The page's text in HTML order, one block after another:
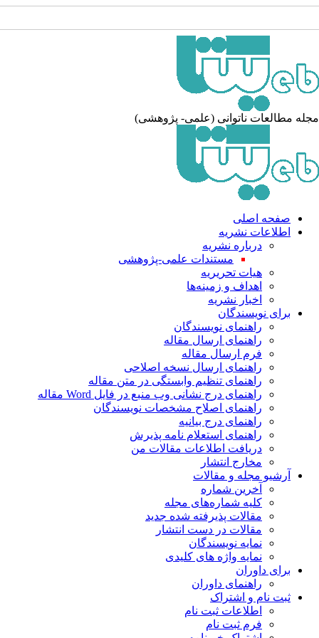
مطالعات ناتوانی (علمی- پژوهشی)
صفحه اصلی
اطلاعات نشریه
درباره نشریه
مستندات علمی-پژوهشی
هیات تحریریه
اهداف و زمینه‌ها
اخبار نشریه
برای نویسندگان
راهنمای نویسندگان
راهنمای ارسال مقاله
فرم ارسال مقاله
راهنمای ارسال نسخه اصلاحی
راهنمای تنظیم وابستگی در متن مقاله
راهنمای درج نشانی وب منبع در فایل Word مقاله
راهنمای اصلاح مشخصات نویسندگان
راهنمای درج بیانیه
راهنمای استعلام نامه پذیرش
دریافت اطلاعات مقالات من
مخارج انتشار
آرشیو مجله و مقالات
آخرین شماره
کلیه شماره‌های مجله
مقالات پذیرفته شده جدید
مقالات در دست انتشار
نمایه نویسندگان
نمایه واژه های کلیدی
برای داوران
راهنمای داوران
ثبت نام و اشتراک
اطلاعات ثبت نام
فرم ثبت نام